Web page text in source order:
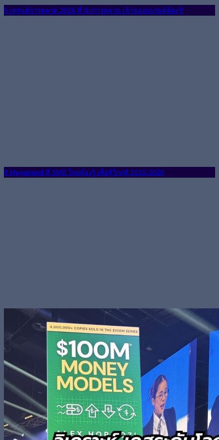
5 เทรนด์การตลาด 2026 ที่ นักการตลาด เจ้าของแบรนด์ต้องรู้!
4 Megatrend ที่ SME ไทยต้องรู้ เพื่อสู้วิกฤติ 2025-2026